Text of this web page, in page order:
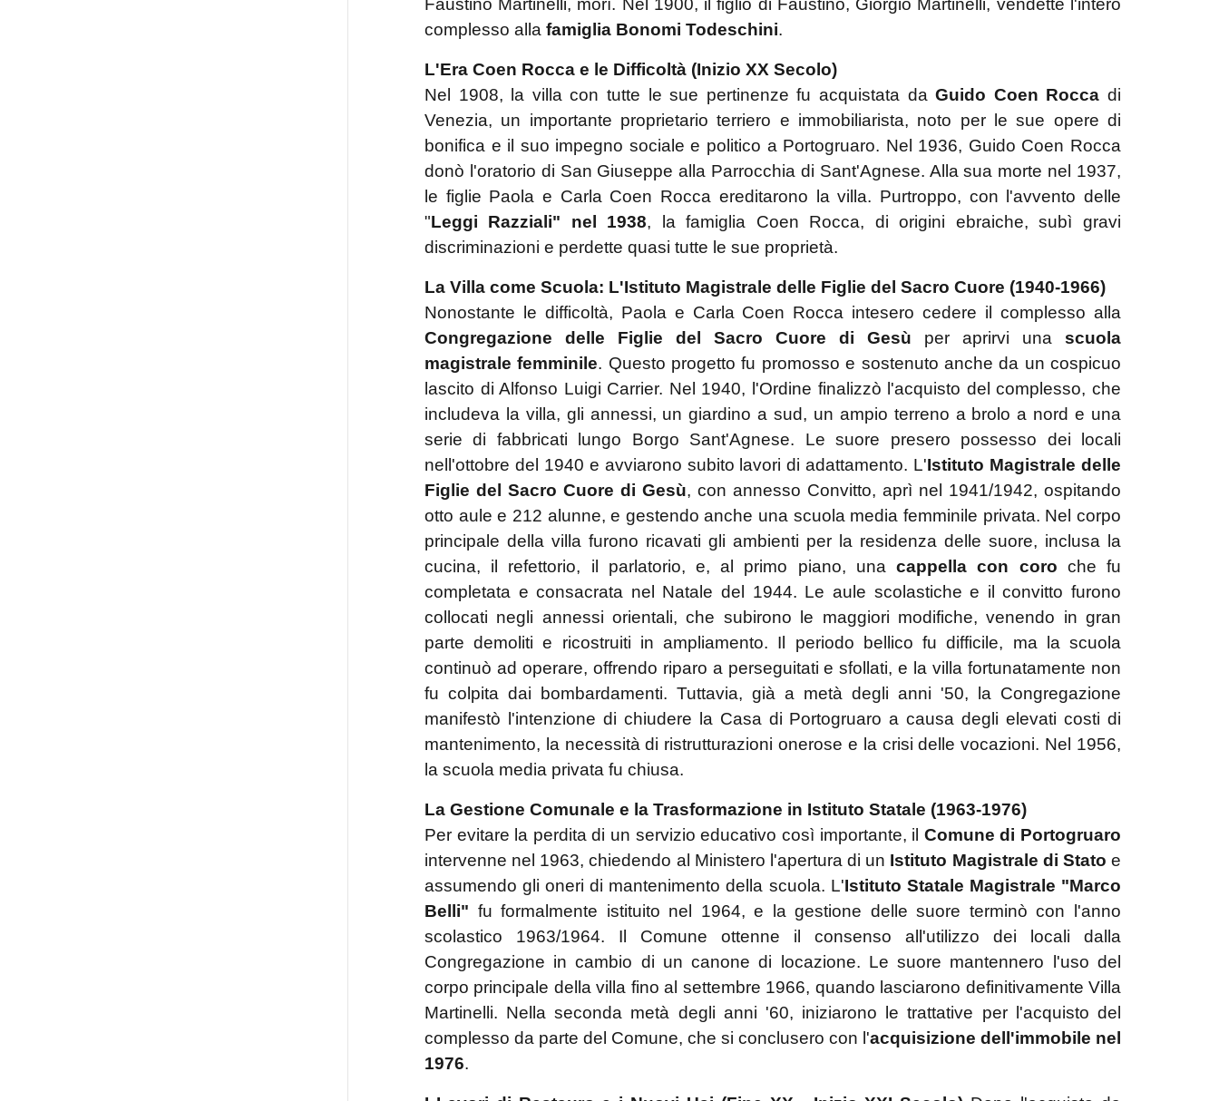
Faustino Martinelli, morì. Nel 1900, il figlio di Faustino, Giorgio Martinelli, vendette l'intero
complesso alla famiglia Bonomi Todeschini.
L'Era Coen Rocca e le Difficoltà (Inizio XX Secolo)
Nel 1908, la villa con tutte le sue pertinenze fu acquistata daGuido Coen Rocca di
Venezia, un importante proprietario terriero e immobiliarista, noto per le sue opere di
bonifica e il suo impegno sociale e politico a Portogruaro. Nel 1936, Guido Coen Rocca
donò l'oratorio di San Giuseppe alla Parrocchia di Sant'Agnese. Alla sua morte nel 1937,
le figlie Paola e Carla Coen Rocca ereditarono la villa. Purtroppo, con l'avvento delle
"Leggi Razziali" nel 1938, la famiglia Coen Rocca, di origini ebraiche, subì gravi
discriminazioni e perdette quasi tutte le sue proprietà.
La Villa come Scuola: L'Istituto Magistrale delle Figlie del Sacro Cuore (1940-1966)
Nonostante le difficoltà, Paola e Carla Coen Rocca intesero cedere il complesso alla
Congregazione delle Figlie del Sacro Cuore di Gesù per aprirvi una scuola
magistrale femminile. Questo progetto fu promosso e sostenuto anche da un cospicuo
lascito di Alfonso Luigi Carrier. Nel 1940, l'Ordine finalizzò l'acquisto del complesso, che
includeva la villa, gli annessi, un giardino a sud, un ampio terreno a brolo a nord e una
serie di fabbricati lungo Borgo Sant'Agnese. Le suore presero possesso dei locali
nell'ottobre del 1940 e avviarono subito lavori di adattamento. L'Istituto Magistrale delle
Figlie del Sacro Cuore di Gesù, con annesso Convitto, aprì nel 1941/1942, ospitando
otto aule e 212 alunne, e gestendo anche una scuola media femminile privata. Nel corpo
principale della villa furono ricavati gli ambienti per la residenza delle suore, inclusa la
cucina, il refettorio, il parlatorio, e, al primo piano, unacappella con coro che fu
completata e consacrata nel Natale del 1944. Le aule scolastiche e il convitto furono
collocati negli annessi orientali, che subirono le maggiori modifiche, venendo in gran
parte demoliti e ricostruiti in ampliamento. Il periodo bellico fu difficile, ma la scuola
continuò ad operare, offrendo riparo a perseguitati e sfollati, e la villa fortunatamente non
fu colpita dai bombardamenti. Tuttavia, già a metà degli anni '50, la Congregazione
manifestò l'intenzione di chiudere la Casa di Portogruaro a causa degli elevati costi di
mantenimento, la necessità di ristrutturazioni onerose e la crisi delle vocazioni. Nel 1956,
la scuola media privata fu chiusa.
La Gestione Comunale e la Trasformazione in Istituto Statale (1963-1976)
Per evitare la perdita di un servizio educativo così importante, il Comune di Portogruaro
intervenne nel 1963, chiedendo al Ministero l'apertura di un Istituto Magistrale di Stato e
assumendo gli oneri di mantenimento della scuola. L'Istituto Statale Magistrale "Marco
Belli" fu formalmente istituito nel 1964, e la gestione delle suore terminò con l'anno
scolastico 1963/1964. Il Comune ottenne il consenso all'utilizzo dei locali dalla
Congregazione in cambio di un canone di locazione. Le suore mantennero l'uso del
corpo principale della villa fino al settembre 1966, quando lasciarono definitivamente Villa
Martinelli. Nella seconda metà degli anni '60, iniziarono le trattative per l'acquisto del
complesso da parte del Comune, che si conclusero con l'acquisizione dell'immobile nel
1976.